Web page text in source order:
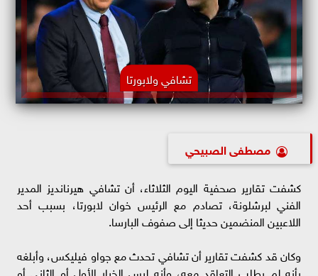
تشافي ولابورتا
مصطفى الصبيحي
كشفت تقارير صحفية اليوم الثلاثاء، أن تشافي هيرنانديز المدير
الفني لبرشلونة، تصادم مع الرئيس خوان لابورتا، بسبب أحد
اللاعبين المنضمين حديثا إلى صفوف البارسا.
وكان قد كشفت تقارير أن تشافي تحدث مع جواو فيليكس، وأبلغه
بأنه لم يطلب التعاقد معه، وأنه ليس الخيار الأول أو الثاني أو